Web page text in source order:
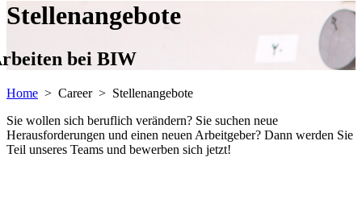
Stellenangebote
bei BIW
Home > Career > Stellenangebote
Sie wollen sich beruflich verändern? Sie suchen neue
Herausforderungen und einen neuen Arbeitgeber? Dann werden Sie
Teil unseres Teams und bewerben sich jetzt!